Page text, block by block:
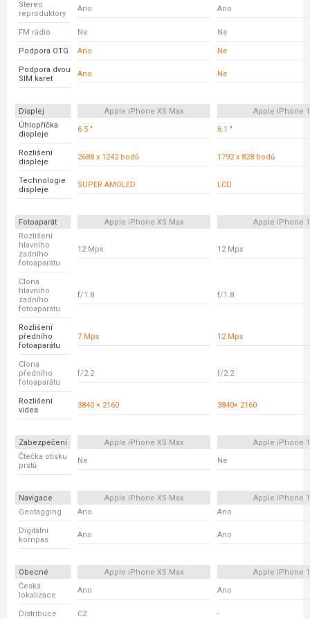
Stereo
reproduktory
Ano Ano
FM rádio Ne Ne
Podpora OTG Ano Ne
Podpora dvou
SIM karet
Ano Ne
Displej Apple iPhone XS Max
Apple iPhone
Úhlopříčka
displeje
6.5 " 6.1 "
Rozlišení
displeje
2688 x 1242 bodů 1792 x 828 bodů
Technologie
displeje
SUPER AMOLED LCD
Fotoaparát Apple iPhone XS Max
Apple iPhone
Rozlišení
hlavního
zadního
fotoaparátu
12 Mpx 12 Mpx
Clona
hlavního
zadního
fotoaparátu
f/1.8 f/1.8
Rozlišení
předního
fotoaparátu
7 Mpx 12 Mpx
Clona
předního
fotoaparátu
f/2.2 f/2.2
Rozlišení
videa
3840 × 2160 3840× 2160
Zabezpečení Apple iPhone XS Max
Apple iPhone
Čtečka otisku
prstů
Ne Ne
Navigace Apple iPhone XS Max
Apple iPhone
Geotagging
Ano Ano
Digitální
kompas
Ano Ano
Obecné Apple iPhone XS Max
Apple iPhone
Česká
lokalizace
Ano Ano
Distribuce CZ -